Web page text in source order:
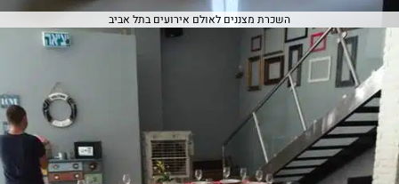
השכרת מצננים לאולם אירועים בתל אביב